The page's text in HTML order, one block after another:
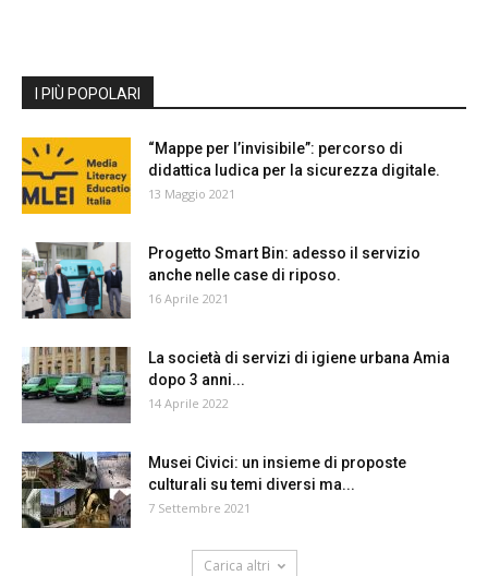
I PIÙ POPOLARI
“Mappe per l’invisibile”: percorso di
didattica ludica per la sicurezza digitale.
13 Maggio 2021
Progetto Smart Bin: adesso il servizio
anche nelle case di riposo.
16 Aprile 2021
La società di servizi di igiene urbana Amia
dopo 3 anni...
14 Aprile 2022
Musei Civici: un insieme di proposte
culturali su temi diversi ma...
7 Settembre 2021
Carica altri